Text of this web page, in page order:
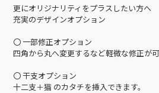
更にオリジナリティをプラスしたい方へ
充実のデザインオプション
〇 一部修正オプション
四角から丸へ変更するなど軽微な修正が可
〇 干支オプション
十二支＋猫 のカタチを挿入できます。